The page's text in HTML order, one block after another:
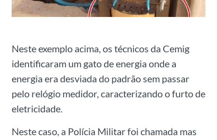
Neste exemplo acima, os técnicos da Cemig
identificaram um gato de energia onde a
energia era desviada do padrão sem passar
pelo relógio medidor, caracterizando o furto de
eletricidade.
Neste caso, a Polícia Militar foi chamada mas